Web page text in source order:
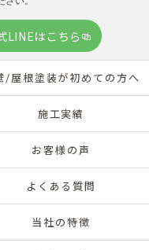
LINEはこちら
/屋根塗装が初めての方へ
施工実績
お客様の声
よくある質問
当社の特徴